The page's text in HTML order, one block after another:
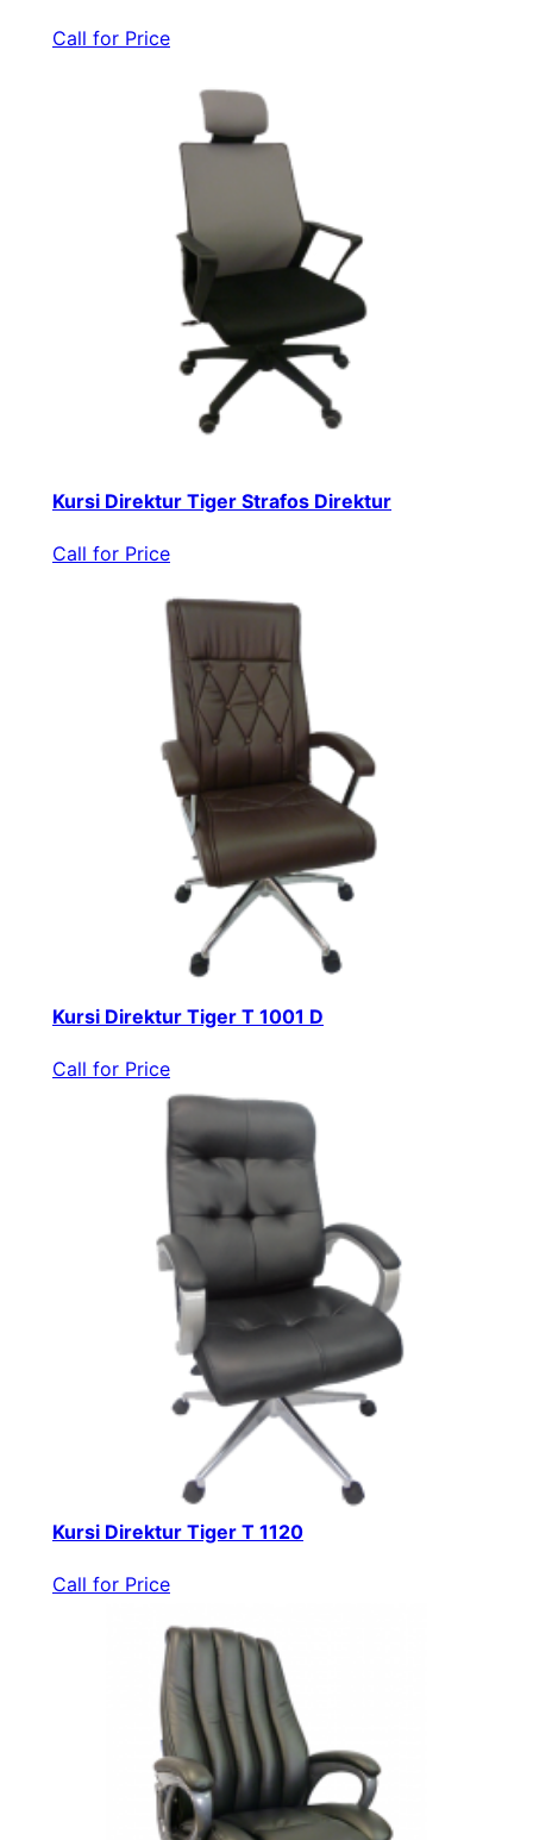
Call for Price
Kursi Direktur Tiger Strafos Direktur
Call for Price
Kursi Direktur Tiger T 1001 D
Call for Price
Kursi Direktur Tiger T 1120
Call for Price